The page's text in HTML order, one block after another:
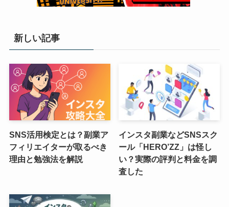
新しい記事
SNS活用検定とは？副業ア
フィリエイターが取るべき
理由と勉強法を解説
インスタ副業などSNSスク
ール「HERO’ZZ」は怪し
い？実際の評判と料金を調
査した